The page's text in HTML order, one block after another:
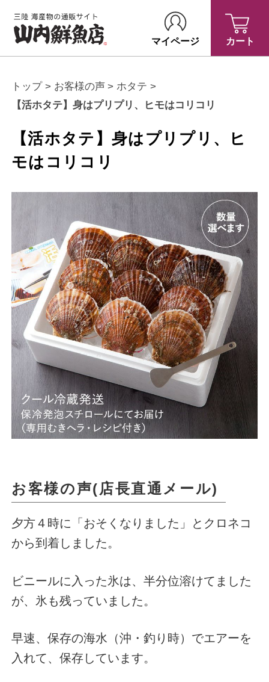
マイページ カート
トップ お客様の声
ホタテ
【活ホタテ】身はプリプリ、ヒモはコリコリ
【活ホタテ】身はプリプリ、ヒ
モはコリコリ
お客様の声(店長直通メール)
夕方４時に「おそくなりました」とクロネコ
から到着しました。
ビニールに入った氷は、半分位溶けてました
が、氷も残っていました。
早速、保存の海水（沖・釣り時）でエアーを
入れて、保存しています。